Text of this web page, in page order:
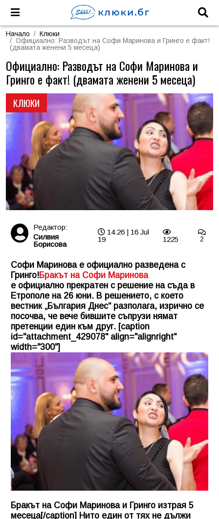
Начало
Клюки
Официално: Разводът на Софи Маринова и Гринго е факт!
(двамата женени 5 месеца)
КЛЮКИ
Официално: Разводът на Софи Маринова и
Гринго е факт! (двамата женени 5 месеца)
Редактор:
Силвия
Борисова
14:26 | 16 Jul
19
1225 2
Софи Маринова е официално разведена с
Гринго!Бракът на Софи Маринова
е официално прекратен с решение на съда в
Етрополе на 26 юни. В решението, с което
вестник „България Днес“ разполага, изрично се
посочва, че вече бившите съпрузи нямат
претенции един към друг. [caption
id="attachment_429078" align="alignright"
width="300"]
Бракът на Софи Маринова и Гринго изтрая 5
месеца[/caption] Нито един от тях не дължи